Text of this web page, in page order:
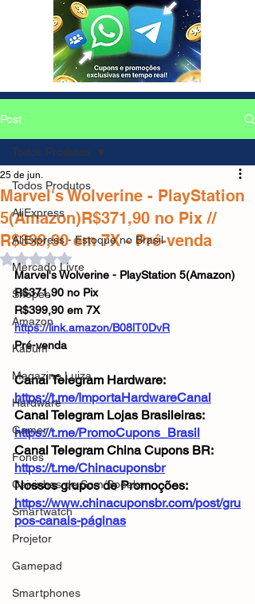
Post
Todos Produtos
AliExpress
AliExpress - Estoque no Brasil
Mercado Livre
Shopee
Amazon
Kabum
Magazine Luiza
Hardware
Gamer
Fones
Caixinhas de Som/Speaker
Smartwatch
Projetor
Gamepad
Smartphones
Todos Produtos
Marvel's Wolverine - PlayStation
5(Amazon)R$371,90 no Pix //
R$399,90 em 7X - Pré-venda
25 de jun.
Avaliado com NaN de 5 estrelas.
Marvel's Wolverine - PlayStation 5(Amazon)
R$371,90 no Pix
R$399,90 em 7X
https://link.amazon/B08lT0DvR
Pré-venda
Canal Telegram Hardware:
https://t.me/ImportaHardwareCanal
Canal Telegram Lojas Brasileiras:
https://t.me/PromoCupons_Brasil
Canal Telegram China Cupons BR:
https://t.me/Chinacuponsbr
Nossos grupos de Promoções:
https://www.chinacuponsbr.com/post/gru
pos-canais-páginas